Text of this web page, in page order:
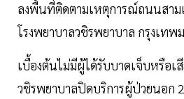
ลงพื้นที่ติดตามเหตุการณ์ถนนสาม
โรงพยาบาลวชิรพยาบาล กรุงเทพ
เบื้องต้นไม่มีผู้ได้รับบาดเจ็บหรือเ
วชิรพยาบาลปิดบริการผู้ป่วยนอก